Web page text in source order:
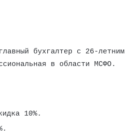
бухгалтер с 26-летним
в области МСФО.
10%.